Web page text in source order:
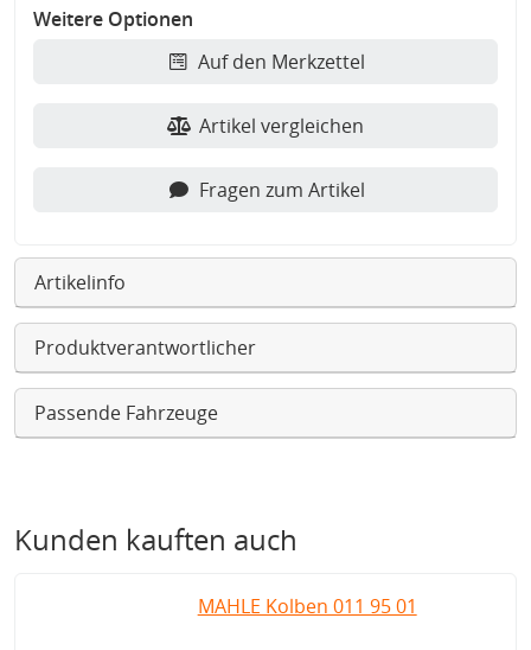
Weitere Optionen
Auf den Merkzettel
Artikel vergleichen
Fragen zum Artikel
Artikelinfo
Produktverantwortlicher
Passende Fahrzeuge
Kunden kauften auch
MAHLE Kolben 011 95 01